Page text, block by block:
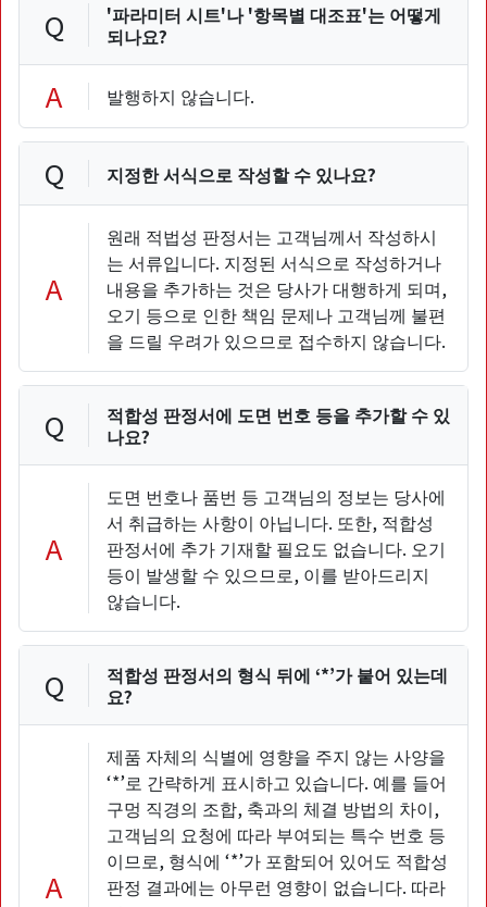
Q
'파라미터 시트'나 '항목별 대조표'는 어떻게
되나요?
A 발행하지 않습니다.
Q 지정한 서식으로 작성할 수 있나요?
A
원래 적법성 판정서는 고객님께서 작성하시
는 서류입니다. 지정된 서식으로 작성하거나
내용을 추가하는 것은 당사가 대행하게 되며,
오기 등으로 인한 책임 문제나 고객님께 불편
을 드릴 우려가 있으므로 접수하지 않습니다.
Q
적합성 판정서에 도면 번호 등을 추가할 수 있
나요?
A
도면 번호나 품번 등 고객님의 정보는 당사에
서 취급하는 사항이 아닙니다. 또한, 적합성
판정서에 추가 기재할 필요도 없습니다. 오기
등이 발생할 수 있으므로, 이를 받아드리지
않습니다.
Q
적합성 판정서의 형식 뒤에 ‘*’가 붙어 있는데
요?
A
제품 자체의 식별에 영향을 주지 않는 사양을
‘*’로 간략하게 표시하고 있습니다. 예를 들어
구멍 직경의 조합, 축과의 체결 방법의 차이,
고객님의 요청에 따라 부여되는 특수 번호 등
이므로, 형식에 ‘*’가 포함되어 있어도 적합성
판정 결과에는 아무런 영향이 없습니다. 따라